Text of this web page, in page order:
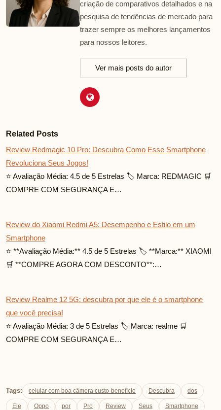
criação de comparativos detalhados e na
pesquisa de tendências de mercado para
trazer sempre os melhores lançamentos
para nossos leitores.
Ver mais posts do autor
Related Posts
Review Redmagic 10 Pro: Descubra Como Esse Smartphone
Revoluciona Seus Jogos!
⭐ Avaliação Média: 4.5 de 5 Estrelas 🏷️ Marca: REDMAGIC 🛒
COMPRE COM SEGURANÇA E…
Review do Xiaomi Redmi A5: Desempenho e Estilo em um
Smartphone
⭐ **Avaliação Média:** 4.5 de 5 Estrelas 🏷️ **Marca:** XIAOMI
🛒 **COMPRE AGORA COM DESCONTO**:…
Review Realme 12 5G: descubra por que ele é o smartphone
que você precisa!
⭐ Avaliação Média: 3 de 5 Estrelas 🏷️ Marca: realme 🛒
COMPRE COM SEGURANÇA E…
Tags: celular com boa câmera custo-benefício Descubra dos
Ele Oppo por Pro Review Seus Smartphone